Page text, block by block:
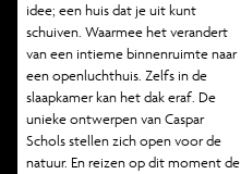
idee; een huis dat je uit kunt
schuiven. Waarmee het verandert
van een intieme binnenruimte naar
een openluchthuis. Zelfs in de
slaapkamer kan het dak eraf. De
unieke ontwerpen vanCaspar
Scholsstellen zich open voor de
natuur. En reizen op dit moment de